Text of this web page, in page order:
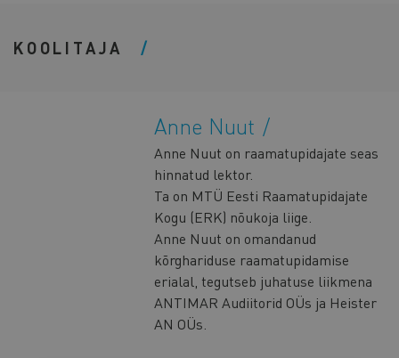
KOOLITAJA
Anne Nuut
Anne Nuut on raamatupidajate seas
hinnatud lektor.
Ta on MTÜ Eesti Raamatupidajate
Kogu (ERK) nõukoja liige.
Anne Nuut on omandanud
kõrghariduse raamatupidamise
erialal, tegutseb juhatuse liikmena
ANTIMAR Audiitorid OÜs ja Heister
AN OÜs.